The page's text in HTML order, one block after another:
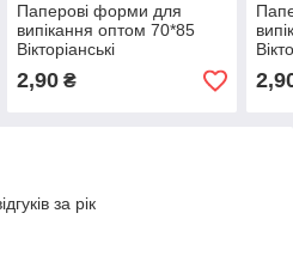
Паперові форми для
випікання оптом 70*85
Вікторіанські
2,90₴
за рік